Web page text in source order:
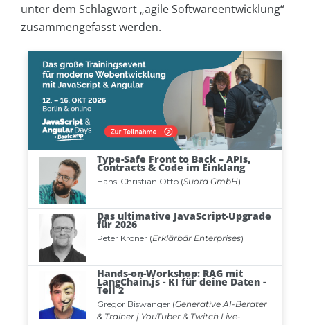
unter dem Schlagwort „agile Softwareentwicklung“
zusammengefasst werden.